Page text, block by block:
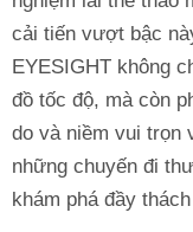
cải tiến vượt bậc
EYESIGHT không
đồ tốc độ, mà còn
do và niềm vui trọn
những chuyến đi
khám phá đầy